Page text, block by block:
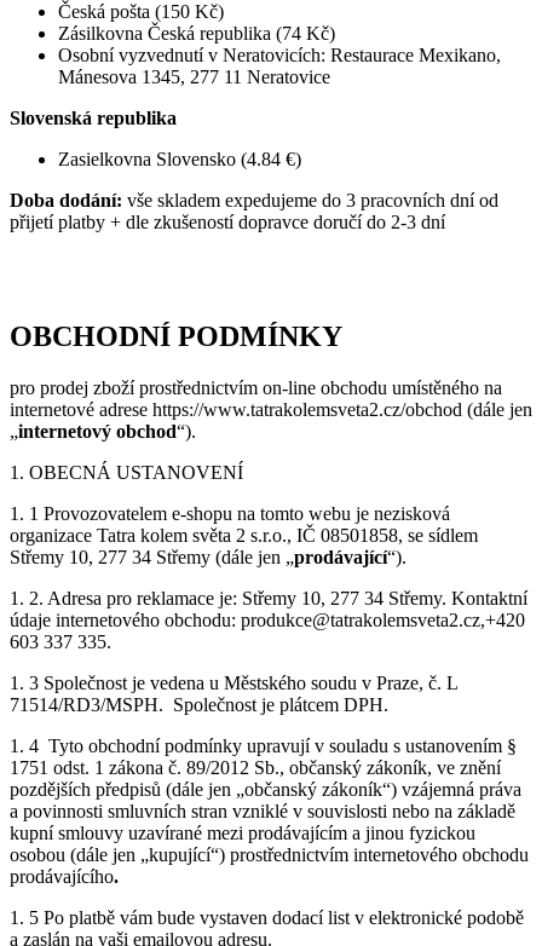
Česká pošta (150 Kč)
Zásilkovna Česká republika (74 Kč)
Osobní vyzvednutí v Neratovicích: Restaurace Mexikano,
Mánesova 1345, 277 11 Neratovice
Slovenská republika
Zasielkovna Slovensko (4.84 €)
Doba dodání: vše skladem expedujeme do 3 pracovních dní od
přijetí platby + dle zkušeností dopravce doručí do 2-3 dní
OBCHODNÍ PODMÍNKY
pro prodej zboží prostřednictvím on-line obchodu umístěného na
internetové adrese https://www.tatrakolemsveta2.cz/obchod (dále jen
„internetový obchod“).
1. OBECNÁ USTANOVENÍ
1. 1 Provozovatelem e-shopu na tomto webu je nezisková
organizace Tatra kolem světa 2 s.r.o., IČ 08501858, se sídlem
Střemy 10, 277 34 Střemy (dále jen „prodávající“).
1. 2. Adresa pro reklamace je: Střemy 10, 277 34 Střemy. Kontaktní
údaje internetového obchodu: produkce@tatrakolemsveta2.cz,+420
603 337 335.
1. 3 Společnost je vedena u Městského soudu v Praze, č. L
71514/RD3/MSPH. Společnost je plátcem DPH.
1. 4 Tyto obchodní podmínky upravují v souladu s ustanovením §
1751 odst. 1 zákona č. 89/2012 Sb., občanský zákoník, ve znění
pozdějších předpisů (dále jen „občanský zákoník“) vzájemná práva
a povinnosti smluvních stran vzniklé v souvislosti nebo na základě
kupní smlouvy uzavírané mezi prodávajícím a jinou fyzickou
osobou (dále jen „kupující“) prostřednictvím internetového obchodu
prodávajícího.
1. 5 Po platbě vám bude vystaven dodací list v elektronické podobě
a zaslán na vaši emailovou adresu.